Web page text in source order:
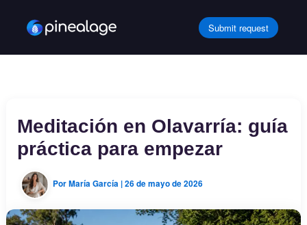
Submit request
Meditación en Olavarría: guía
práctica para empezar
PorMaría García |26 de mayo de 2026